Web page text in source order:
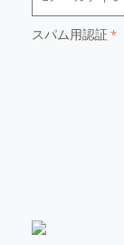
スパム用認証